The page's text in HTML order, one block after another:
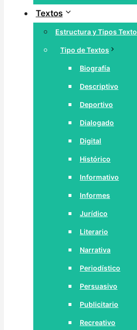
Textos
Estructura y Tipos Texto
Tipo de Textos
Biografía
Descriptivo
Deportivo
Dialogado
Digital
Histórico
Informativo
Informes
Jurídico
Literario
Narrativa
Periodístico
Persuasivo
Publicitario
Recreativo